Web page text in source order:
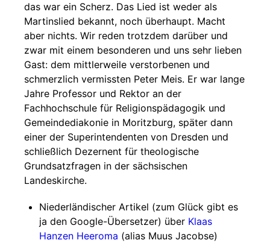
das war ein Scherz. Das Lied ist weder als
Martinslied bekannt, noch überhaupt. Macht
aber nichts. Wir reden trotzdem darüber und
zwar mit einem besonderen und uns sehr lieben
Gast: dem mittlerweile verstorbenen und
schmerzlich vermissten Peter Meis. Er war lange
Jahre Professor und Rektor an der
Fachhochschule für Religionspädagogik und
Gemeindediakonie in Moritzburg, später dann
einer der Superintendenten von Dresden und
schließlich Dezernent für theologische
Grundsatzfragen in der sächsischen
Landeskirche.
Niederländischer Artikel (zum Glück gibt es
ja den Google-Übersetzer) über Klaas
Hanzen Heeroma (alias Muus Jacobse)